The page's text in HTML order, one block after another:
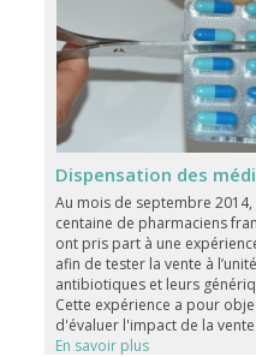
Au mois de septembre 2014,
centaine de pharmaciens
ont pris part à une
afin de tester la vente à
antibiotiques et leurs
Cette expérience a pour
d'évaluer l'impact de la vente
En savoir plus